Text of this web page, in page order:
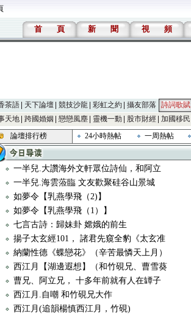
首 頁 新 聞 視 頻
茶語 天下論壇 競技沙龍 彩虹之約 攝友部落 詩詞歌賦
天地 跨國婚姻 戀戀風塵 靈機一動 股市財經 加國移民
論壇排行榜 24小時熱帖 一周熱帖
一半兒.大讚海外文軒眾位詩仙，和阿立
一半兒.海雲蒞臨 文友歡聚硅谷山景城
如夢令【乳燕學飛（2)】
如夢令【乳燕學飛（1）】
七言古詩：歸妹卦 嫦娥的前生
揚子太玄經101， 諸君先窺全豹《太玄准
納蘭性德《蝶戀花》（辛苦最憐天上月）
西江月【湖邊遐想】（和竹硯兄、曹雪葵
曹兄、阿立兄， 十多年前就有人在罈子
西江月.自嘲 和竹硯兄大作
西江月(追韻楊慎西江月，竹硯)